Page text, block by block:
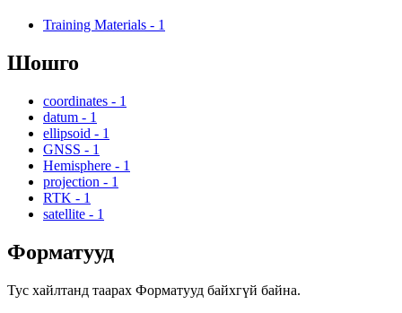
Training Materials - 1
Шошго
coordinates - 1
datum - 1
ellipsoid - 1
GNSS - 1
Hemisphere - 1
projection - 1
RTK - 1
satellite - 1
Форматууд
Тус хайлтанд таарах Форматууд байхгүй байна.